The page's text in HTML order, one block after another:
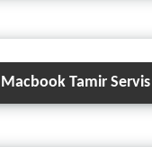
Macbook Tamir Servis